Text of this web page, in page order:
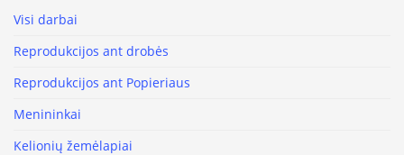
Visi darbai
Reprodukcijos ant drobės
Reprodukcijos ant Popieriaus
Menininkai
Kelionių žemėlapiai